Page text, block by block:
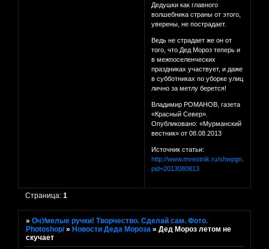
Дедушки как главного
волшебника страны от этого,
уверены, не пострадает.
Ведь не страдает же он от
того, что Дед Мороз теперь и
в межпоселенческих
праздниках участвует, и даже
в субботниках по уборке улиц
лично за метлу берется!
Владимир РОМАНОВ, газета
«Красный Север».
Опубликовано: «Мурманский
вестник» от 08.08.2013
Источник статьи:
http://www.mvestnik.ru/shwpgn.asp?
pid=2013080813
Страница:1
»ОчУмелые ручки! Творчество. Сделай сам. Фото.
Photoshop/ »Новости Деда Мороза »Дед Мороз летом не
скучает